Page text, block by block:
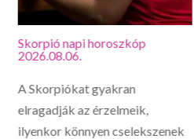
Skorpió napi horoszkóp
2026.08.06.
A Skorpiókat gyakran
elragadják az érzelmeik,
ilyenkor könnyen cselekszenek